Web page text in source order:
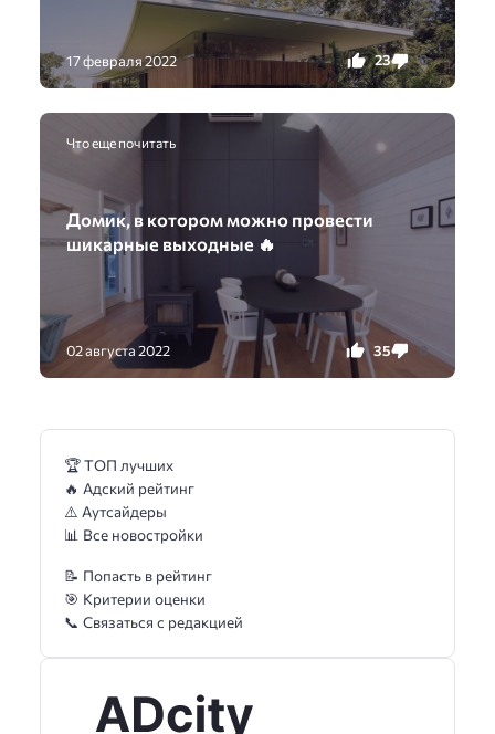
17 февраля 2022 23 0
Что еще почитать
Домик, в котором можно провести
шикарные выходные 🔥
02 августа 2022 35 0
🏆 ТОП лучших
🔥 Адский рейтинг
⚠️ Аутсайдеры
📊 Все новостройки
📝 Попасть в рейтинг
🎯 Критерии оценки
📞 Связаться с редакцией